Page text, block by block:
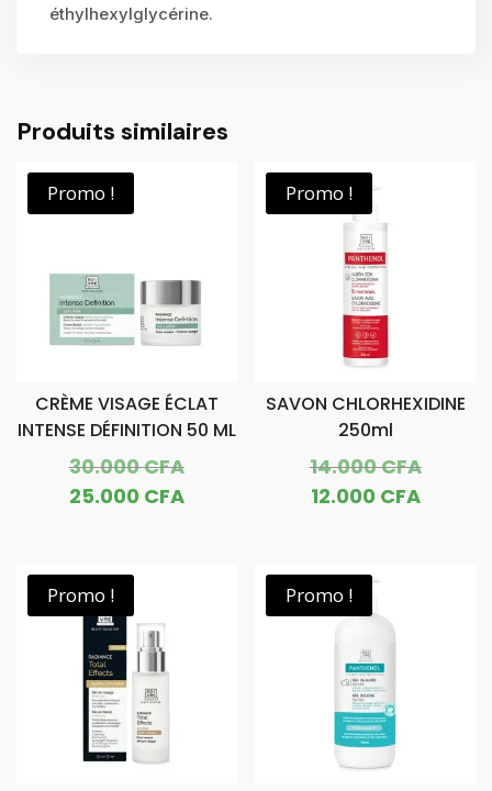
éthylhexylglycérine.
Produits similaires
Promo !
CRÈME VISAGE ÉCLAT
INTENSE DÉFINITION 50 ML
30.000CFALe
prix
30.000 CFA.
25.000 CFALe
25.000 CFA.
Promo !
SAVON CHLORHEXIDINE
250ml
14.000CFALe
12.000 CFALe
Promo ! Promo !